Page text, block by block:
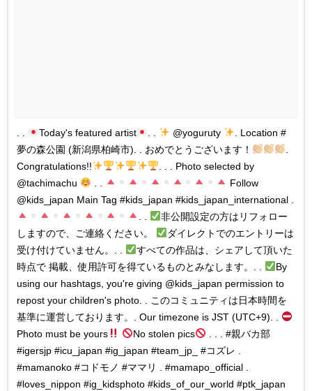
Today's featured artist @yoguruty
. Location #
夢の森公園 (新潟県柏崎市). . おめでとうございます！
Congratulations!!
. . . Photo selected by
@tachimachu
Follow
@kids_japan Main Tag #kids_japan #kids_japan_international .
非公開設定の方はリフォロー
しますので、ご連絡ください。
ダイレクトでのエントリーは
受け付けていません。. .
すべての作品は、シェアして頂いた
時点で 掲載、使用許可を得ているものとみなします。. .
By
using our hashtags, you're giving @kids_japan permission to
repost your children's photo. . このコミュニティは日本時間を
基準に運営しております。. Our timezone is JST (UTC+9). .
Photo must be yours
No stolen pics
. . . #親バカ部
#igersjp #icu_japan #ig_japan #team_jp_ #コズレ .
#mamanoko #コドモノ #ママリ . #mamapo_official .
#loves_nippon #ig_kidsphoto #kids_of_our_world #ptk_japan